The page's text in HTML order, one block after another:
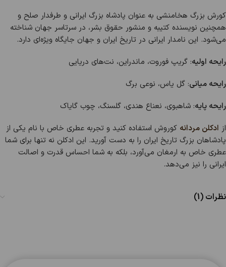
کورش بزرگ هخامنشی به عنوان پادشاه بزرگ ایرانی و طرفدار صلح و
همچنین نویسنده کتیبه و منشور حقوق بشر، در سرتاسر جهان شناخته
می‌شود. این نامدار ایرانی در تاریخ ایران و جهان جایگاه ویژه‌ای دارد.
رایحه اولیه: گریپ فوروت، ماندراین، نت‌های دریایی
رایحه میانی: گل یاس، نوعی برگ
رایحه پایه: شاهبوی، نعناع هندی، گلسنگ، چوب گایاک
از ادکلن مردانه کوروش استفاده کنید و تجربه عطری خاص با نام یکی از
پادشاهان بزرگ تاریخ ایران را به دست آورید. این ادکلن نه تنها برای شما
عطری خاص به ارمغان می‌آورد، بلکه به شما احساس قدرت و اصالت
ایرانی را نیز می‌دهد.
نظرات (1)